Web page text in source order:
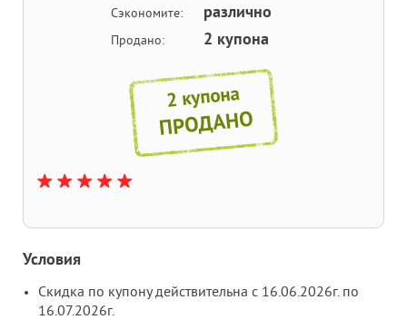
Сэкономите: различно
Продано: 2 купона
2 купона
ПРОДАНО
Условия
Скидка по купону действительна с 16.06.2026г. по
16.07.2026г.